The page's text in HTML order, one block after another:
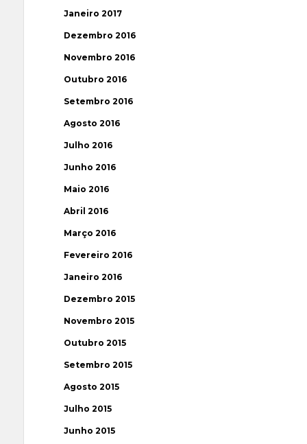
Janeiro 2017
Dezembro 2016
Novembro 2016
Outubro 2016
Setembro 2016
Agosto 2016
Julho 2016
Junho 2016
Maio 2016
Abril 2016
Março 2016
Fevereiro 2016
Janeiro 2016
Dezembro 2015
Novembro 2015
Outubro 2015
Setembro 2015
Agosto 2015
Julho 2015
Junho 2015